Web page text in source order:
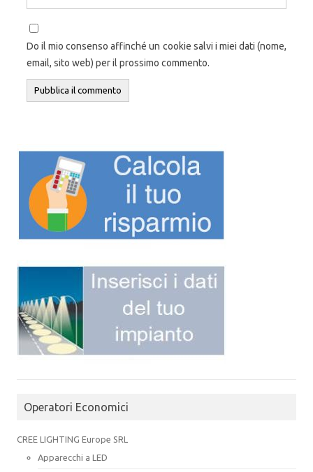
Do il mio consenso affinché un cookie salvi i miei dati (nome,
email, sito web) per il prossimo commento.
Operatori Economici
CREE LIGHTING Europe SRL
Apparecchi a LED